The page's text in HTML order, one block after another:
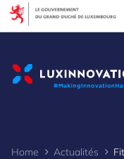
Home Actualités
Cookies management